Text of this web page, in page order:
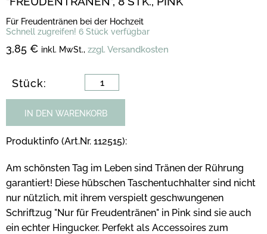
Für Freudentränen bei der Hochzeit
Schnell zugreifen! 6 Stück verfügbar
3,85 € inkl. MwSt., zzgl. Versandkosten
Stück:
IN DEN WARENKORB
Produktinfo (Art.Nr. 112515):
Am schönsten Tag im Leben sind Tränen der Rührung
garantiert! Diese hübschen Taschentuchhalter sind nicht
nur nützlich, mit ihrem verspielt geschwungenen
Schriftzug "Nur für Freudentränen" in Pink sind sie auch
ein echter Hingucker. Perfekt als Accessoires zum